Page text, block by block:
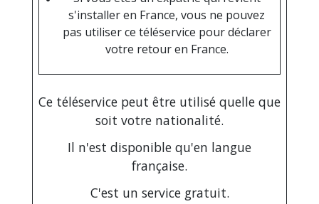
s'installer en France, vous ne pouvez
pas utiliser ce téléservice pour déclarer
votre retour en France.
Ce téléservice peut être utilisé quelle que
soit votre nationalité.
Il n'est disponible qu'en langue
française.
C'est un service gratuit.